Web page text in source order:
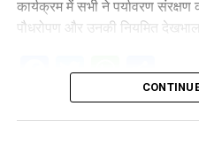
कार्यक्रम में सभी ने पर्यावरण
पौधरोपण और उनकी नियमित
Facebook
Twitter